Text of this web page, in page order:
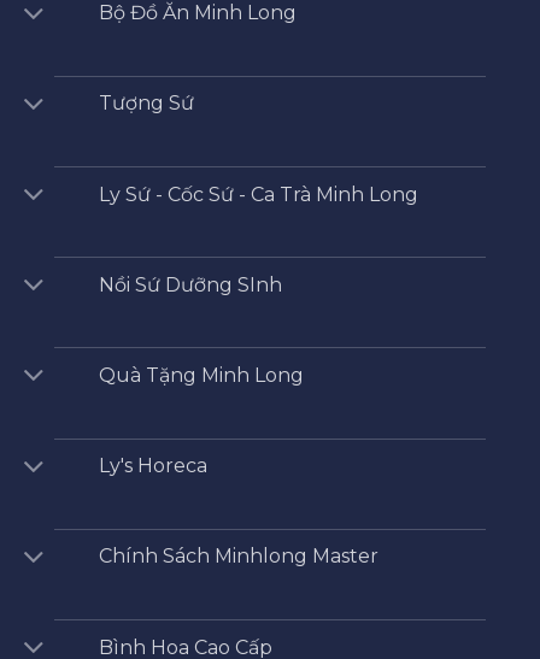
Bộ Đồ Ăn Minh Long
Tượng Sứ
Ly Sứ - Cốc Sứ - Ca Trà Minh Long
Nồi Sứ Dưỡng SInh
Quà Tặng Minh Long
Ly's Horeca
Chính Sách Minhlong Master
Bình Hoa Cao Cấp